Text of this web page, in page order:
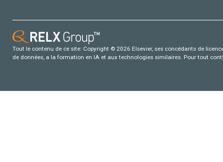
Tout le contenu de ce site: Copyright © 2026 Elsevier, ses concédants de
de données, a la formation en IA et aux technologies similaires. Pour tout